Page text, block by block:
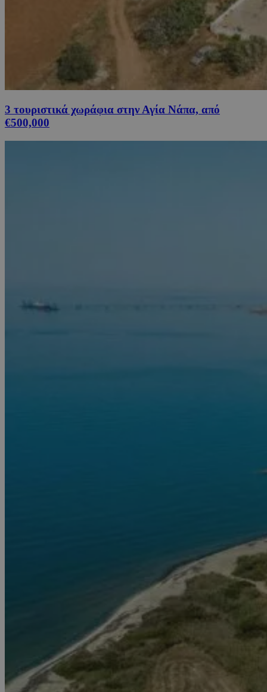
3 τουριστικά χωράφια στην Αγία Νάπα, από
€500,000